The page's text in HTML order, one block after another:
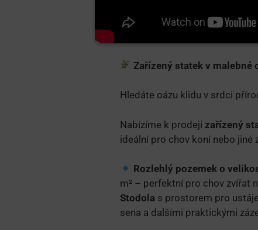
Zařízený statek v malebné
Hledáte oázu klidu v srdci
Nabízíme k prodeji zařízený
ideální pro chov koní nebo jiné
Rozlehlý pozemek o
m² – perfektní pro chov zvířat
Stodolas prostorem pro
sena a dalšími praktickými